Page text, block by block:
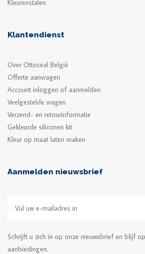
Kleurenstalen
Klantendienst
Over Ottoseal België
Offerte aanvragen
Account inloggen of aanmelden
Veelgestelde vragen
Verzend- en retourinformatie
Gekleurde siliconen kit
Kleur op maat laten maken
Aanmelden nieuwsbrief
Schrijft u zich in op onze nieuwsbrief en blijf
aanbiedingen.